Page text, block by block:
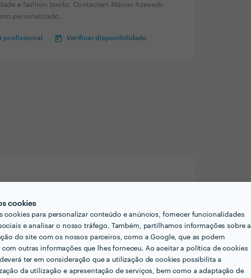
cookies
cookies para personalizar conteúdo e anúncios, fornecer funcionalidades
e analisar o nosso tráfego. Também, partilhamos informações sobre a
do site com os nossos parceiros, como a Google, que as podem
outras informações que lhes forneceu. Ao aceitar a política de cookies
ter em consideração que a utilização de cookies possibilita a
da utilização e apresentação de serviços, bem como a adaptação de
e fashion books. Contactem Márcio Azevedo
personalizado.
profissional Verificar disponibilidade